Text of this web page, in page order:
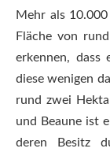
Mehr als
Fläche von
erkennen, dass
diese wenigen
rund zwei
und Beaune ist
deren Besitz